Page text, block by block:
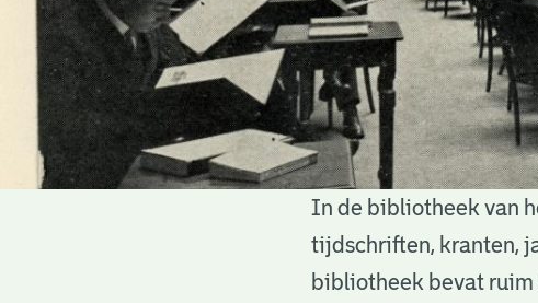
In de bibliotheek van
tijdschriften, kranten,
bibliotheek bevat